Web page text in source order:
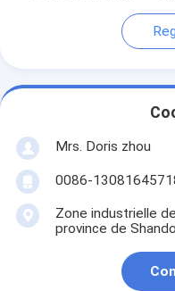
Mrs. Doris zhou
0086-
Zone industrielle
province de